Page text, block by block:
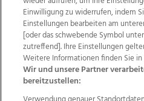
Wir über uns
Datenschutz
Impressum
AGB Website
Einwilligung zu widerrufen, indem
Einstellungen bearbeiten am
[oder das schwebende Symbol
zutreffend]. Ihre Einstellungen
Weitere Informationen finden Sie
Wir und unsere Partner
bereitzustellen: